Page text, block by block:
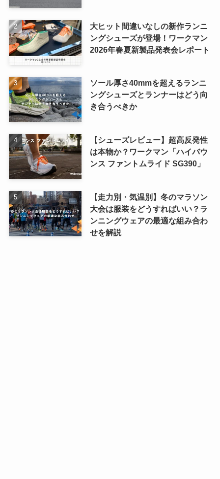
大ヒット間違いなしの新作ランニ
ングシューズが登場！ワークマン
2026年春夏新製品発表会レポート
ソール厚さ40mmを超えるランニ
ングシューズとランナーはどう向
き合うべきか
【シューズレビュー】超高反発性
は本物か？ワークマン「ハイバウ
ンス ファントムライド SG390」
【走力別・気温別】冬のマラソン
大会は服装をどうすればいい？ラ
ンニングウェアの最適な組み合わ
せを解説